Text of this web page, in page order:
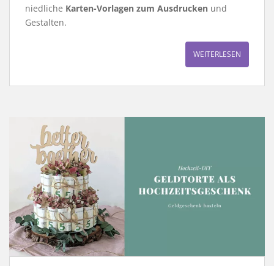
niedliche Karten-Vorlagen zum Ausdrucken und
Gestalten.
WEITERLESEN